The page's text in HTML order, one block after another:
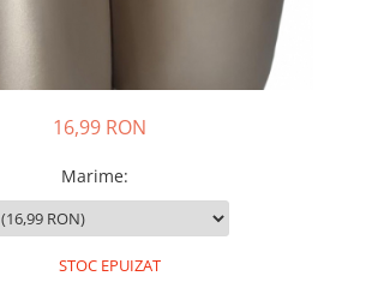
16,99 RON
Marime:
STOC EPUIZAT